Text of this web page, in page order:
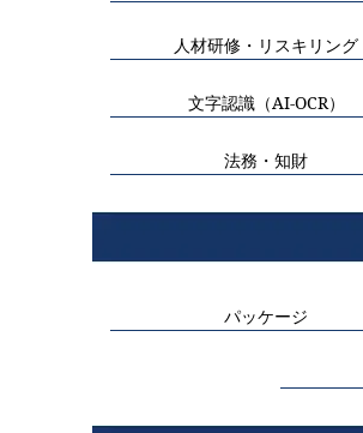
人材研修・リスキリング
文字認識（AI-OCR）
法務・知財
パッケージ